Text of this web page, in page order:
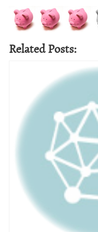
Related Posts: